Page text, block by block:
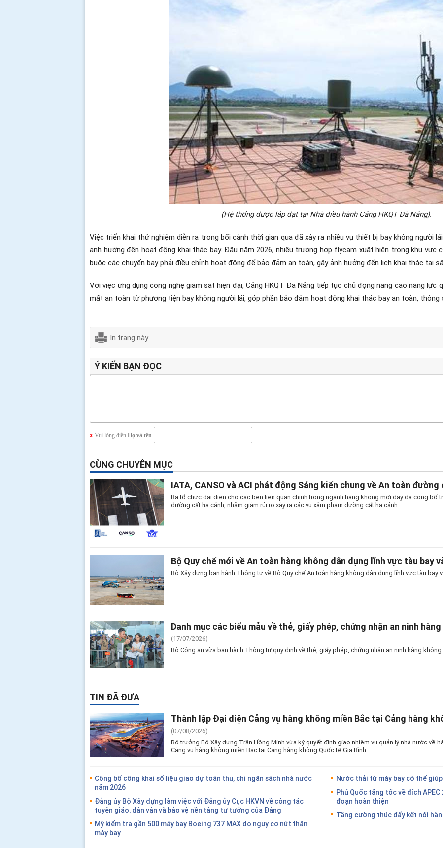
(Hệ thống được lắp đặt tại Nhà điều hành Cảng HKQT Đà Nẵng).
Việc triển khai thử nghiệm diễn ra trong bối cảnh thời gian qua đã xảy ra nhiều vụ thiết bị bay không người
ảnh hưởng đến hoạt động khai thác bay. Đầu năm 2026, nhiều trường hợp flycam xuất hiện trong khu vực
buộc các chuyến bay phải điều chỉnh hoạt động để bảo đảm an toàn, gây ảnh hưởng đến lịch khai thác tại
Với việc ứng dụng công nghệ giám sát hiện đại, Cảng HKQT Đà Nẵng tiếp tục chủ động nâng cao năng lực
mất an toàn từ phương tiện bay không người lái, góp phần bảo đảm hoạt động khai thác bay an toàn, thông
In trang này
Ý KIẾN BẠN ĐỌC
Vui lòng điền Họ và tên
CÙNG CHUYÊN MỤC
IATA, CANSO và ACI phát động Sáng kiến chung về An toàn đường
Ba tổ chức đại diện cho các bên liên quan chính trong ngành hàng không mới đây đã công bố
đường cất hạ cánh, nhằm giảm rủi ro xảy ra các vụ xâm phạm đường cất hạ cánh.
Bộ Quy chế mới về An toàn hàng không dân dụng lĩnh vực tàu bay
Bộ Xây dựng ban hành Thông tư về Bộ Quy chế An toàn hàng không dân dụng lĩnh vực tàu bay
Danh mục các biểu mẫu về thẻ, giấy phép, chứng nhận an ninh
(17/07/2026)
Bộ Công an vừa ban hành Thông tư quy định về thẻ, giấy phép, chứng nhận an ninh hàng
TIN ĐÃ ĐƯA
Thành lập Đại diện Cảng vụ hàng không miền Bắc tại Cảng hàng
(07/08/2026)
Bộ trưởng Bộ Xây dựng Trần Hồng Minh vừa ký quyết định giao nhiệm vụ quản lý nhà nước về
Cảng vụ hàng không miền Bắc tại Cảng hàng không Quốc tế Gia Bình.
Công bố công khai số liệu giao dự toán thu, chi ngân sách nhà nước
năm 2026
Đảng ủy Bộ Xây dựng làm việc với Đảng ủy Cục HKVN về công tác
tuyên giáo, dân vận và bảo vệ nền tảng tư tưởng của Đảng
Mỹ kiểm tra gần 500 máy bay Boeing 737 MAX do nguy cơ nứt thân
máy bay
Nước thải từ máy bay có thể
Phú Quốc tăng tốc về đích
đoạn hoàn thiện
Tăng cường thúc đẩy kết nối